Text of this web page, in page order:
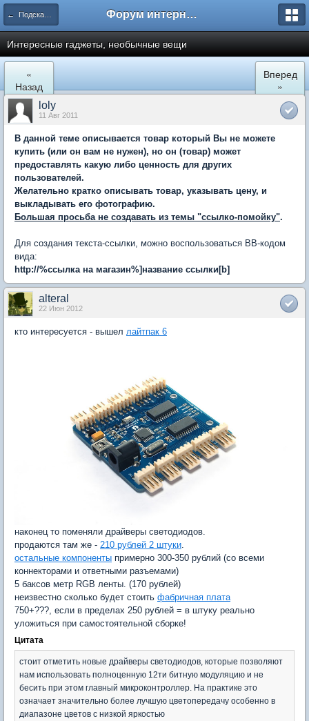
← Подскажите где купить Форум интернет покупателей
Интересные гаджеты, необычные вещи
«
Назад
Вперед
»
loly
11 Авг 2011
В данной теме описывается товар который Вы не можете
купить (или он вам не нужен), но он (товар) может
предоставлять какую либо ценность для других
пользователей.
Желательно кратко описывать товар, указывать цену, и
выкладывать его фотографию.
Большая просьба не создавать из темы "ссылко-помойку".
Для создания текста-ссылки, можно воспользоваться BB-кодом
вида:
http://%ссылка на магазин%] название ссылки[b]
alteral
22 Июн 2012
кто интересуется - вышел лайтпак 6
наконец то поменяли драйверы светодиодов.
продаются там же - 210 рублей 2 штуки
остальные компоненты примерно 300-350 рублий (со всеми
коннекторами и ответными разъемами)
5 баксов метр RGB ленты. (170 рублей)
неизвестно сколько будет стоить фабричная плата
750+???, если в пределах 250 рублей = в штуку реально
уложиться при самостоятельной сборке!
Цитата
стоит отметить новые драйверы светодиодов, которые позволяют
нам использовать полноценную 12ти битную модуляцию и не
бесить при этом главный микроконтроллер. На практике это
означает значительно более лучшую цветопередачу особенно в
диапазоне цветов с низкой яркостью